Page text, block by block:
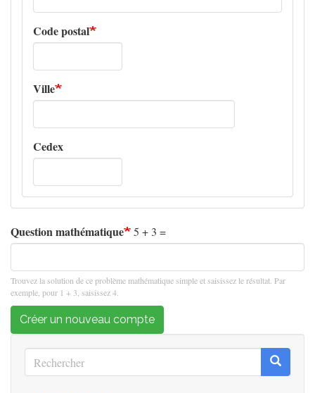
Code postal
Ville
Cedex
Question mathématique 5 + 3 =
Trouvez la solution de ce problème mathématique simple et saisissez le résultat. Par
exemple, pour 1 + 3, saisissez 4.
Créer un nouveau compte
Rechercher
Rechercher